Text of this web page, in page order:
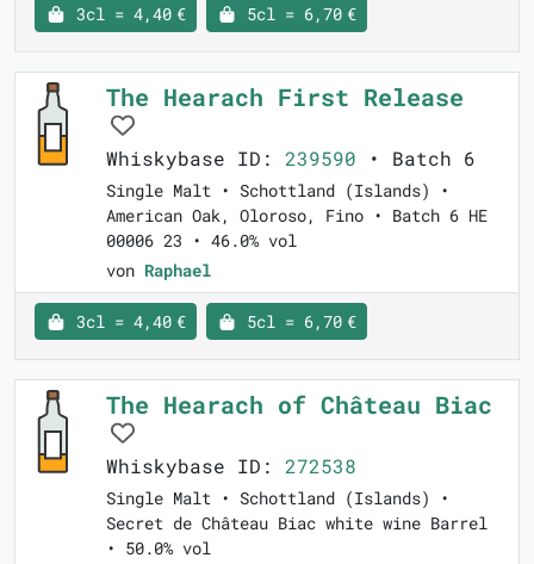
3cl = 4,40 € 5cl = 6,70 €
The Hearach First Release
Whiskybase ID: 239590 • Batch 6
Single Malt • Schottland (Islands) •
American Oak, Oloroso, Fino • Batch 6 HE
00006 23 • 46.0% vol
von Raphael
3cl = 4,40 € 5cl = 6,70 €
The Hearach of Château Biac
Whiskybase ID: 272538
Single Malt • Schottland (Islands) •
Secret de Château Biac white wine Barrel
• 50.0% vol